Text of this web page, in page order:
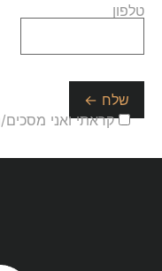
טלפון
קראתי ואני